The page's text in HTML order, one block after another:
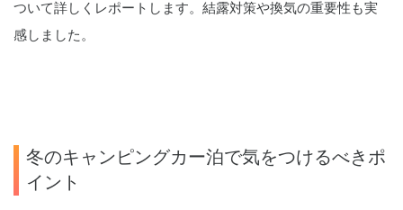
ついて詳しくレポートします。結露対策や換気の重要性も実
感しました。
冬のキャンピングカー泊で気をつけるべきポ
イント